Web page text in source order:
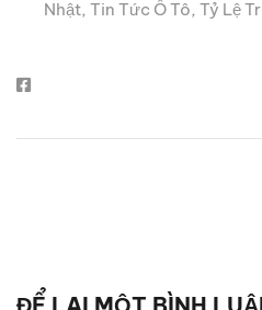
Nhật, Tin Tức Ô Tô, Tỷ Lệ